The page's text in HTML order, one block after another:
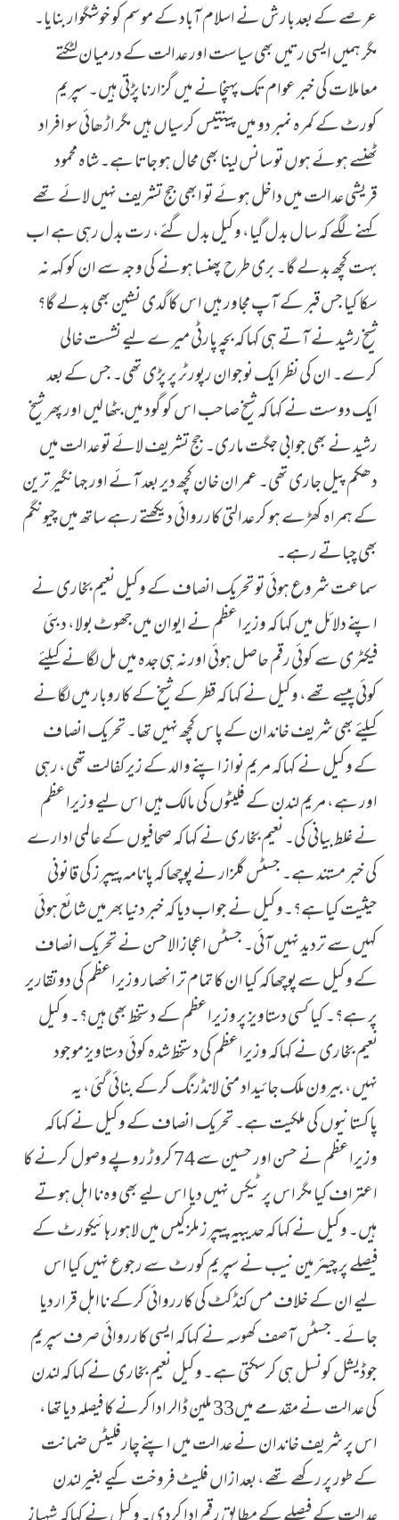
پانامہ پیپرز کیس ۔ پھر کیا ہوا
عرصے کے بعد بارش نے اسلام آباد کے موسم کو خوشگوار بنایا۔
مگر ہمیں ایسی رتیں بھی سیاست اور عدالت کے درمیان لٹکتے
معاملات کی خبر عوام تک پہنچانے میں گزارنا پڑتی ہیں۔ سپریم
کورٹ کے کمرہ نمبر دو میں پینتیس کرسیاں ہیں مگر اڑھائی سو افراد
ٹھنسے ہوئے ہوں تو سانس لینا بھی محال ہو جاتا ہے۔ شاہ محمود
قریشی عدالت میں داخل ہوئے تو ابھی جج تشریف نہیں لائے تھے
کہنے لگے کہ سال بدل گیا، وکیل بدل گئے، رت بدل رہی ہے اب
بہت کچھ بدلے گا۔ بری طرح پھنسا ہونے کی وجہ سے ان کو کہہ نہ
سکا کیا جس قبر کے آپ مجاور ہیں اس کا گدی نشین بھی بدلے گا؟
شیخ رشید نے آتے ہی کہا کہ بچہ پارٹی میرے لیے نشست خالی
کرے۔ ان کی نظر ایک نوجوان رپورٹر پر پڑی تھی۔ جس کے بعد
ایک دوست نے کہا کہ شیخ صاحب اس کو گود میں بٹھا لیں اور پھر شیخ
رشید نے بھی جوابی جگت ماری۔ جج تشریف لائے تو عدالت میں
دھکم پیل جاری تھی۔ عمران خان کچھ دیر بعد آئے اور جہانگیر ترین
کے ہمراہ کھڑے ہو کر عدالتی کارروائی دیکھتے رہے ساتھ میں چیونگم
بھی چباتے رہے۔
سماعت شروع ہوئی تو تحریک انصاف کے وکیل نعیم بخاری نے
اپنے دلائل میں کہا کہ وزیراعظم نے ایوان میں جھوٹ بولا، دبئی
فیکٹری سے کوئی رقم حاصل ہوئی اور نہ ہی جدہ میں مل لگانے کیلئے
کوئی پیسے تھے، وکیل نے کہا کہ قطر کے شیخ کے کاروبار میں لگانے
کیلئے بھی شریف خاندان کے پاس کچھ نہیں تھا۔ تحریک انصا ف
کے وکیل نے کہاکہ مریم نواز اپنے والد کے زیرکفالت تھی، رہی
اور ہے، مریم لندن کے فلیٹوں کی مالک ہیں اس لیے وزیراعظم
نے غلط بیانی کی۔ نعیم بخاری نے کہا کہ صحافیوں کے عالمی ادارے
کی خبر مستند ہے۔ جسٹس گلزار نے پوچھا کہ پانامہ پیپرز کی قانونی
حیثیت کیاہے؟۔وکیل نے جواب دیا کہ خبر دنیا بھرمیں شائع ہوئی
کہیں سے تردید نہیں آئی۔ جسٹس اعجازالاحسن نے تحریک انصاف
کے وکیل سے پوچھاکہ کیا ان کا تمام تر انحصار وزیراعظم کی دو تقاریر
پر ہے؟۔ کیا کسی دستاویز پر وزیراعظم کے دستخط بھی ہیں؟۔ وکیل
نعیم بخاری نے کہاکہ وزیراعظم کی دستخط شدہ کوئی دستاویز موجود
نہیں، بیرون ملک جائیداد منی لانڈرنگ کرکے بنائی گئی، یہ
پاکستانیوں کی ملکیت ہے۔ تحریک انصاف کے وکیل نے کہاکہ
وزیراعظم نے حسن اور حسین سے 74 کروڑ روپے وصول کرنے کا
اعتراف کیا مگر اس پر ٹیکس نہیں دیا اس لیے بھی وہ نا اہل ہوتے
ہیں۔ وکیل نے کہا کہ حدیبیہ پیپرز ملز کیس میں لاہور ہائیکورٹ کے
فیصلے پر چیئرمین نیب نے سپریم کورٹ سے رجوع نہیں کیا اس
لیے ان کے خلاف مس کنڈکٹ کی کارروائی کرکے نااہل قرار دیا
جائے۔ جسٹس آصف کھوسہ نے کہاکہ ایسی کارروائی صرف سپریم
جوڈیشل کونسل ہی کرسکتی ہے۔ وکیل نعیم بخاری نے کہا کہ لندن
کی عدالت نے مقدمے میں33 ملین ڈالر ادا کرنے کا فیصلہ دیا تھا،
اس پر شریف خاندان نے عدالت میں اپنے چارفلیٹس ضمانت
کے طور پر رکھے تھے، بعدازاں فلیٹ فروخت کیے بغیر لندن